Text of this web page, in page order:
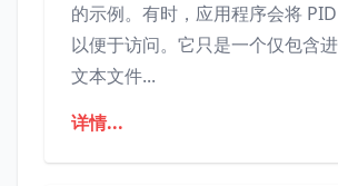
的示例。有时，应用程序会将
以便于访问。它只是一个仅包含
文本文件...
详情...